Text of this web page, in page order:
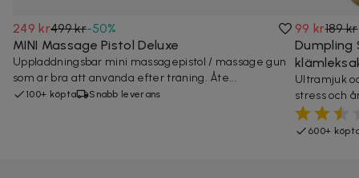
249 kr499 kr-50%
MINI Massage Pistol Deluxe
Uppladdningsbar mini massagepistol / massage gun
som är bra att använda efter träning. Åte...
100+ köpta Snabb leverans
99 kr189 kr
Dumpling
Ultramjuk
stress och
600+